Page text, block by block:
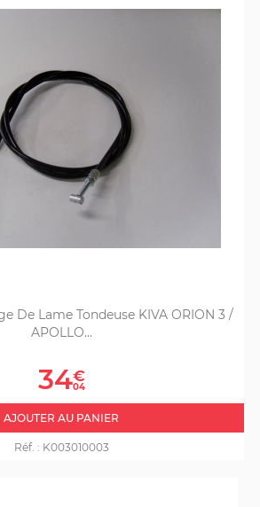
De Lame Tondeuse KIVA ORION 3 /
APOLLO...
Prix
34€
04
AJOUTER AU PANIER
Réf. : K003010003